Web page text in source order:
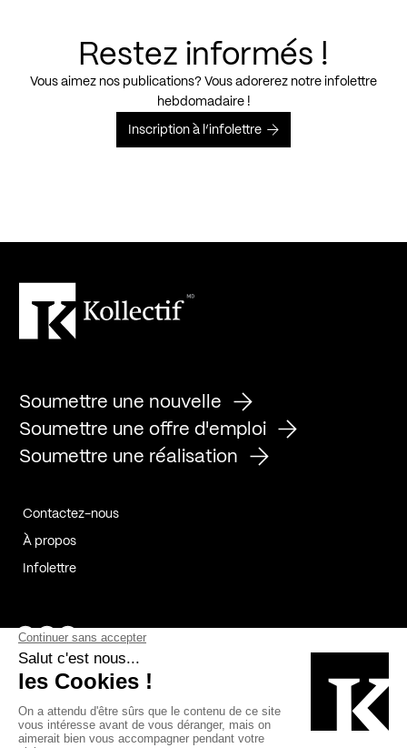
Restez informés !
Vous aimez nos publications? Vous adorerez notre infolettre
hebdomadaire !
Inscription à l’infolettre
Soumettre une nouvelle
Soumettre une offre d'emploi
Soumettre une réalisation
Contactez-nous
À propos
Infolettre
Page Facebook de Kollectif
Page Instagram de Kollectif
Page Linkedin de Kollectif